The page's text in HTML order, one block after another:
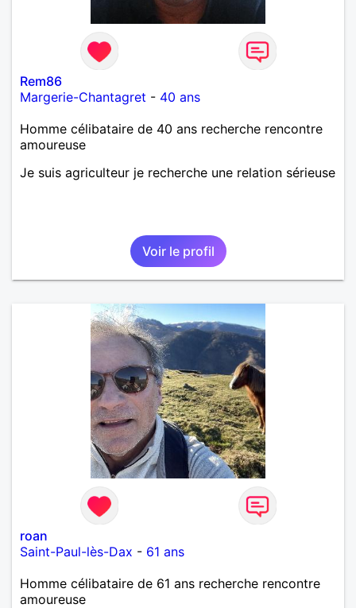
Rem86
Margerie-Chantagret - 40 ans
Homme célibataire de 40 ans recherche rencontre
amoureuse
Je suis agriculteur je recherche une relation sérieuse
Voir le profil
roan
Saint-Paul-lès-Dax - 61 ans
Homme célibataire de 61 ans recherche rencontre
amoureuse